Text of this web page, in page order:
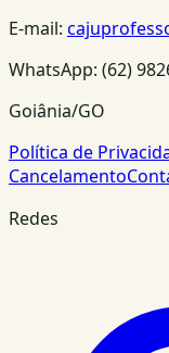
E-mail:
WhatsApp: (62)
Goiânia/GO
Política de
Cancelamento
Redes